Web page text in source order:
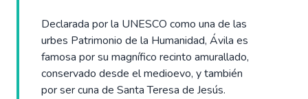
Declarada por la UNESCO como una de las
urbes Patrimonio de la Humanidad, Ávila es
famosa por su magnífico recinto amurallado,
conservado desde el medioevo, y también
por ser cuna de Santa Teresa de Jesús.